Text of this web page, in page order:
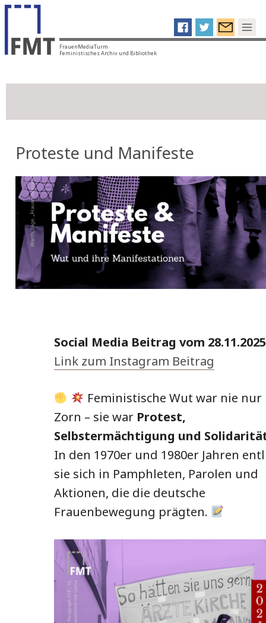
FrauenMediaTurm
Feministisches Archiv und Bibliothek
Proteste und Manifeste
Social Media Beitrag vom
Link zum Instagram Beitrag
Feministische Wut war nie nur
Zorn – sie war Protest,
Selbstermächtigung und
In den 1970er und 1980er Jahren
sie sich in Pamphleten, Parolen und
Aktionen, die die deutsche
Frauenbewegung prägten.